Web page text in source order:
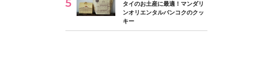
タイのお土産に最適！マンダリ
ンオリエンタルバンコクのクッ
キー